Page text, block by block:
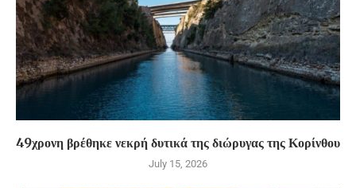
49χρονη βρέθηκε νεκρή δυτικά της διώρυγας της Κορίνθου
July 15, 2026